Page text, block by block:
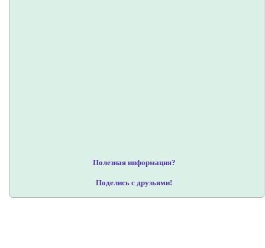
Полезная информация?
Поделись с друзьями!